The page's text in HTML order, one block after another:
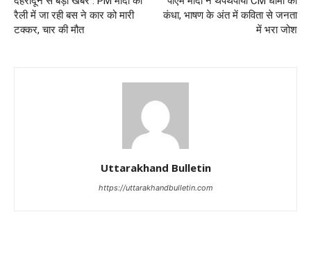
रैली में जा रही बस ने कार को मारी
टक्कर, चार की मौत
कंधा, भाषण के अंत में कविता से जनता
में भरा जोश
Uttarakhand Bulletin
https://uttarakhandbulletin.com